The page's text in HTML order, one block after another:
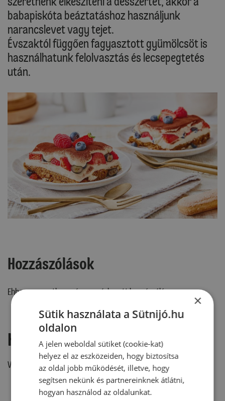
babapiskóta beáztatáshoz használjunk
narancslevet vagy tejet.
Évszaktól függően fagyasztott gyümölcsöt is
használhatunk felolvasztás és lecsepegtetés
után.
Hozzászólások
Ehhez a recepthez még nem érkezett hozzászólás.
Hozzászólás írása
Vélemény írásához, kérjük,jelentkezz be!
×
Sütik használata a Sütnijó.hu
oldalon
A jelen weboldal sütiket (cookie-kat)
helyez el az eszközeiden, hogy biztosítsa
az oldal jobb működését, illetve, hogy
segítsen nekünk és partnereinknek átlátni,
hogyan használod az oldalunkat.